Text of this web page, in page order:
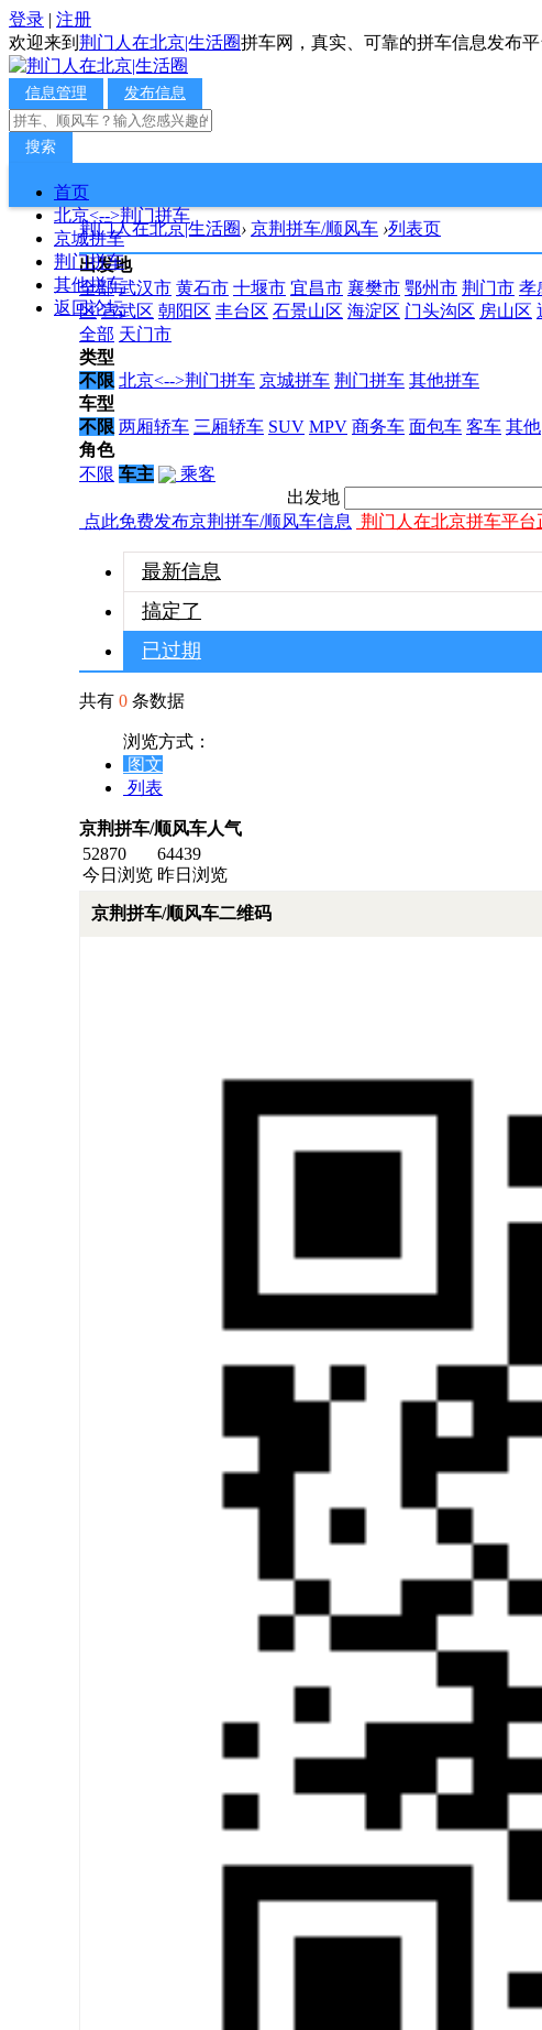
登录 | 注册
欢迎来到 荆门人在北京|生活圈拼车网，真实、可靠的拼车信息发布平
信息管理 发布信息
搜索
首页
北京<-->荆门拼车
京城拼车
荆门拼车
其他拼车
返回论坛
荆门人在北京|生活圈› 京荆拼车/顺风车 ›列表页
出发地
全部 武汉市 黄石市 十堰市 宜昌市 襄樊市 鄂州市 荆门市 孝
区 宣武区 朝阳区 丰台区 石景山区 海淀区 门头沟区 房山区
全部 天门市
类型
不限 北京<-->荆门拼车 京城拼车 荆门拼车 其他拼车
车型
不限 两厢轿车 三厢轿车 SUV MPV 商务车 面包车 客车 其他
角色
不限 车主
乘客
出发地
点此免费发布京荆拼车/顺风车信息 荆门人在北京拼车平台
最新信息
搞定了
已过期
共有 0 条数据
浏览方式：
图文
列表
京荆拼车/顺风车人气
52870
今日浏览
64439
昨日浏览
京荆拼车/顺风车二维码